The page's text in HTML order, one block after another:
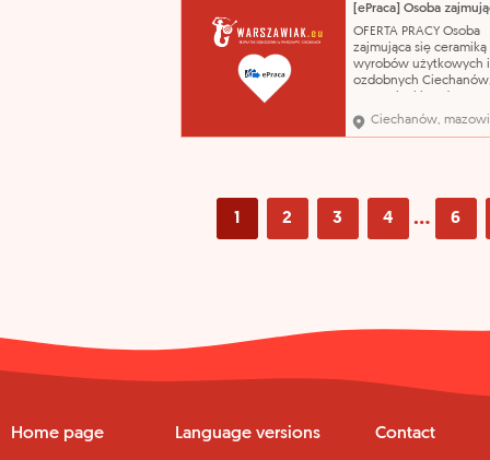
przez Powiatowy
tel. 236730863
Urząd Pracy w
01.0
OFERTA PRACY Osoba
zajmująca się ceramiką
wyrobów użytkowych i
ozdobnych
zł./godz Umowa
Umowa o świadczenie
z kursantami
podstawowe zawó
Ciechanów,
1 2 3 4 ... 6
Home page Language versions Contact